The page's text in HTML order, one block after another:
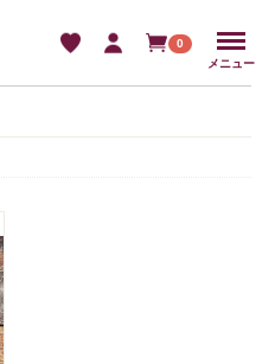
0
メニュー